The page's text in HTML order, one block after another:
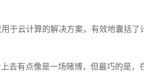
于云计算的解决方案，有效地囊括了
去有点像是一场赌博，但最巧的是，